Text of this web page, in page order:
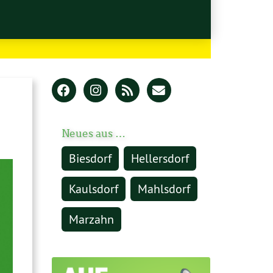
Neues aus …
Biesdorf
Hellersdorf
Kaulsdorf
Mahlsdorf
Marzahn